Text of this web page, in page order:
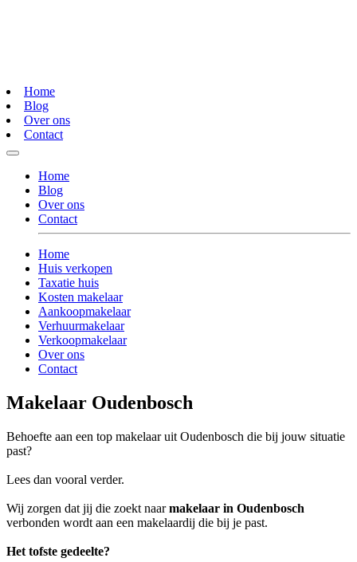
Home
Blog
Over ons
Contact
Home
Blog
Over ons
Contact
Home
Huis verkopen
Taxatie huis
Kosten makelaar
Aankoopmakelaar
Verhuurmakelaar
Verkoopmakelaar
Over ons
Contact
Makelaar Oudenbosch
Behoefte aan een top makelaar uit Oudenbosch die bij jouw situatie
past?
Lees dan vooral verder.
Wij zorgen dat jij die zoekt naarmakelaar in Oudenbosch
verbonden wordt aan een makelaardij die bij je past.
Het tofste gedeelte?